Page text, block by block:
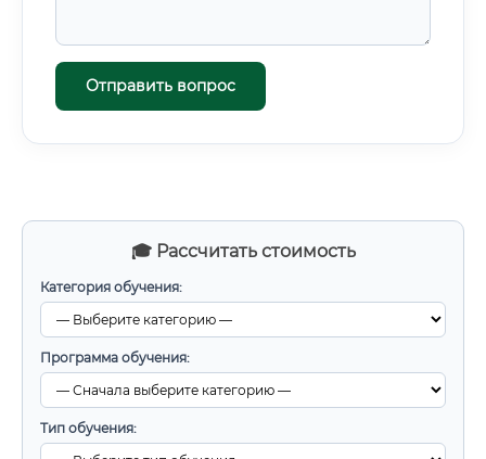
🎓 Рассчитать стоимость
Категория обучения:
Программа обучения:
Тип обучения:
Отправить вопрос